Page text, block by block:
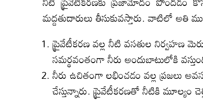
మద్దతుదారులు తీసుకువస్తారు. వాటిలో అతి
ప్రైవేటీకరణ వల్ల నీటి వసతుల నిర్వహణ
సమర్థవంతంగా నీరు అందుబాటులోకి
నీరు ఉచితంగా లభించడం వల్ల ప్రజలు
చేస్తున్నారు. ప్రైవేటీకరణతో నీటికి మూల్యం